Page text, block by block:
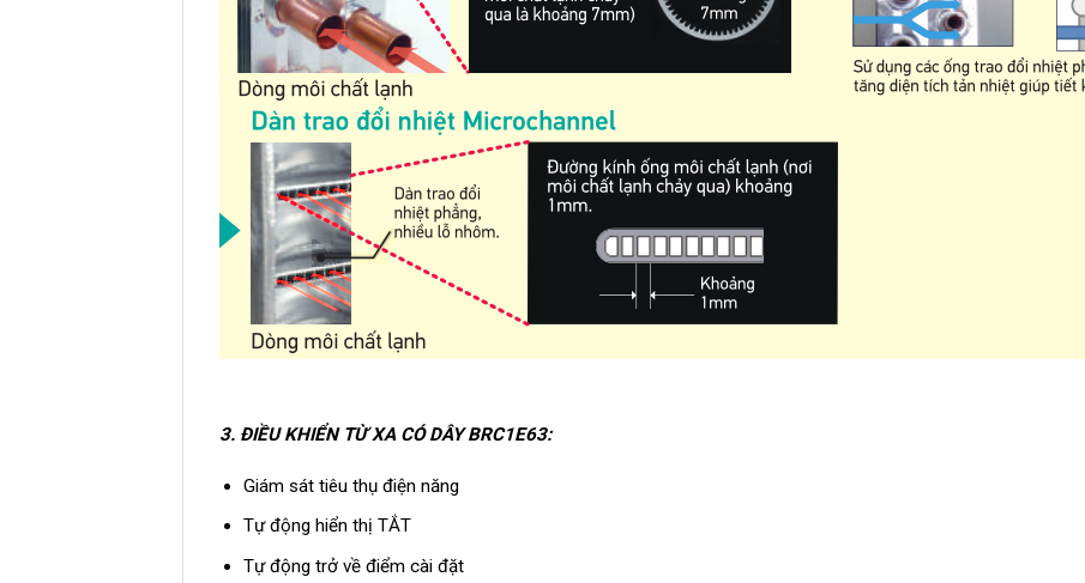
3. ĐIỀU KHIỂN TỪ XA CÓ DÂY BRC1E63:
Giám sát tiêu thụ điện năng
Tự động hiển thị TẮT
Tự động trở về điểm cài đặt